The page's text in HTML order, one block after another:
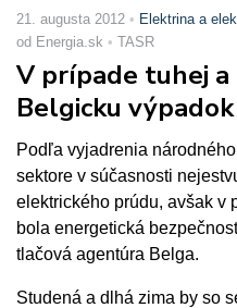
21. augusta 2012
Elektrina a
od Energia.sk
TASR
V prípade tuhej
Belgicku
Podľa vyjadrenia
sektore v súčasnosti
elektrického prúdu, avšak v
bola energetická
tlačová agentúra Belga.
Studená a dlhá zima by so